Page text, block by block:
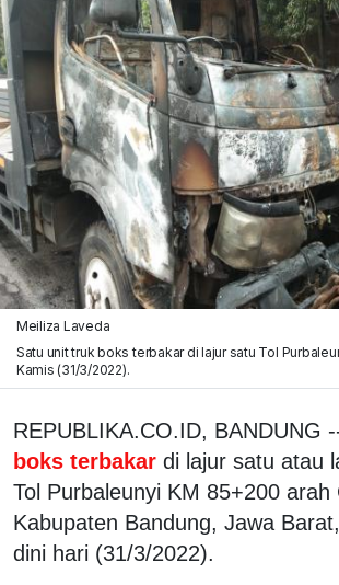
Meiliza Laveda
Satu unit truk boks terbakar di lajur satu Tol
Kamis (31/3/2022).
REPUBLIKA.CO.ID, BANDUNG
boks terbakar di lajur satu atau
Tol Purbaleunyi KM 85+200 arah
Kabupaten Bandung, Jawa
dini hari (31/3/2022).